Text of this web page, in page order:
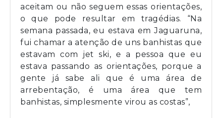
aceitam ou não seguem essas orientações,
o que pode resultar em tragédias. “Na
semana passada, eu estava em Jaguaruna,
fui chamar a atenção de uns banhistas que
estavam com jet ski, e a pessoa que eu
estava passando as orientações, porque a
gente já sabe ali que é uma área de
arrebentação, é uma área que tem
banhistas, simplesmente virou as costas”,